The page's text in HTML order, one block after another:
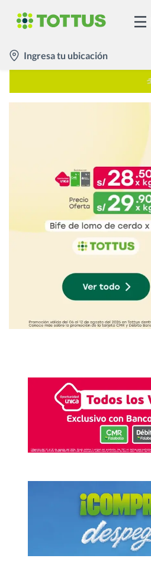
location-
icon
Ingresa tu ubicación